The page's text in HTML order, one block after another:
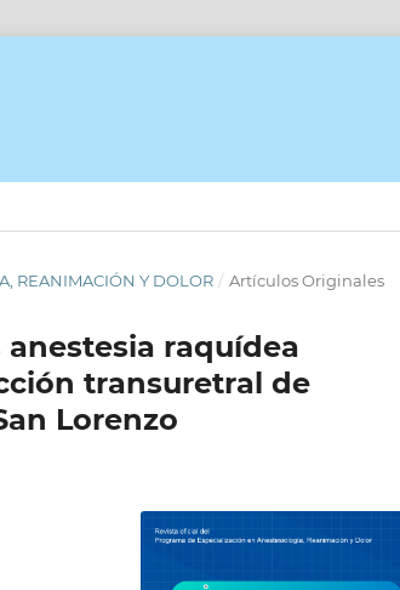
REANIMACIÓN Y DOLOR / Artículos Originales
raquídea
transuretral de
Lorenzo